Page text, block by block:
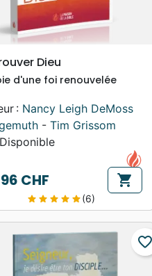
search APERÇU RAPIDE
Dieu
d'une foi renouvelée
: Nancy Leigh DeMoss
- Tim Grissom
Disponible
CHF shopping_cart
star star star star star(6)
favorite_border